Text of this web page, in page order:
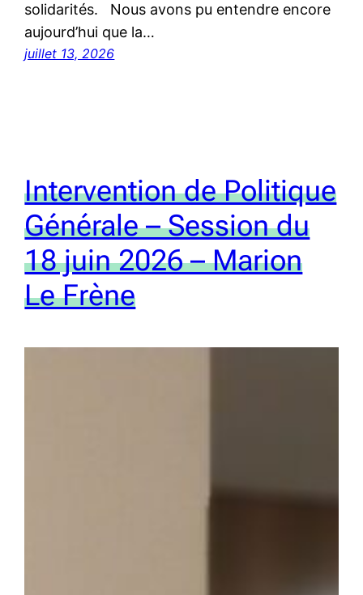
solidarités. Nous avons pu entendre encore
aujourd’hui que la…
juillet 13, 2026
Intervention de Politique
Générale – Session du
18 juin 2026 – Marion
Le Frène